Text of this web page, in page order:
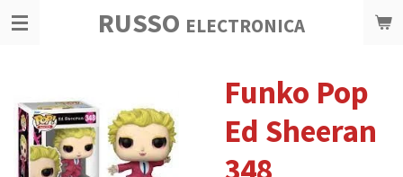
Ga
hoofdinhoud
RUSSO ELECTRONICA
Funko Pop
Ed Sheeran